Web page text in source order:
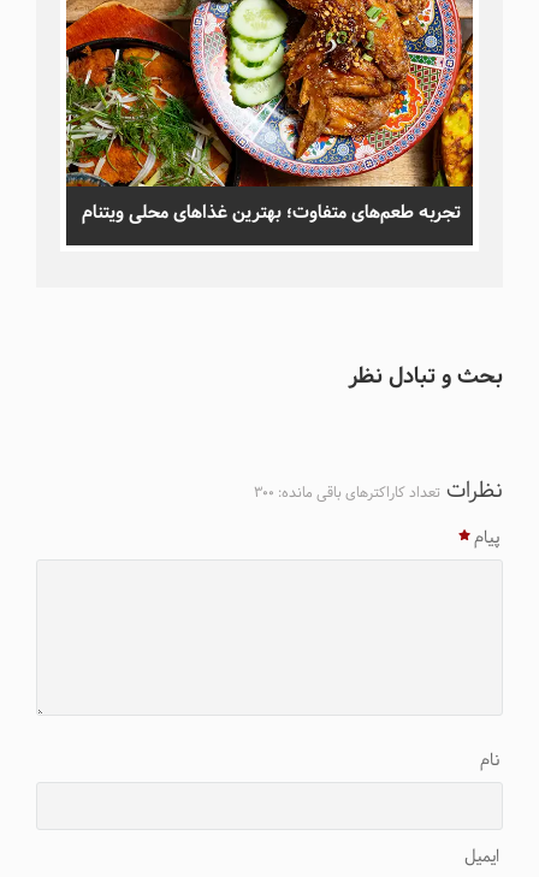
تجربه طعم‌های متفاوت؛ بهترین غذاهای محلی ویتنام
بحث و تبادل نظر
نظرات تعداد کاراکترهای باقی مانده: 300
پیام
نام
ایمیل